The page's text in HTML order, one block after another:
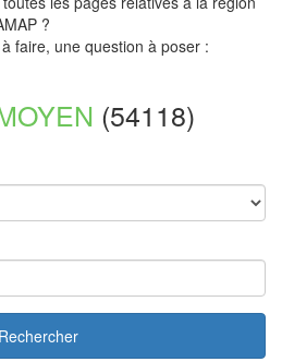
?
faire, une question à poser :
(54118)
Rechercher